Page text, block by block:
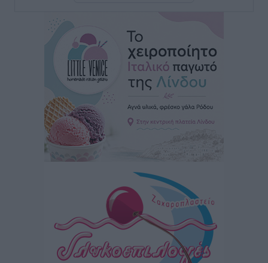
στην Κω
Τοπικές Ειδήσεις • πριν 4 ώρες
Αυτοκίνητο μπήκε παράνομα σε μονόδρομο στο
Μαστιχάρι – Αναποδογύρισε όχημα με μητέρα και
5χρονο παιδί
Τοπικές Ειδήσεις• πριν 4 ώρες
“Η Ευρώπη αντιμετώπιζε το προσφυγικό σαν ταινία
τρόμου” – Η συγκλονιστική μαρτυρία της Χαρούλας
Γιασιράνη στον RV για τα γεγονότα που οδήγησαν στο
πριν 4 ώρες
Συναυλία με τον Γιάννη Κότσιρα στις 21 Αυγούστου
Πολιτιστικά• πριν 4 ώρες